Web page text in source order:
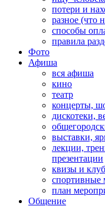
потери и
разное (что
способы
правила
Фото
Афиша
вся афиша
кино
театр
концерты,
дискотеки,
выставки,
лекции,
презентации
квизы и
спортивные
план
Общение